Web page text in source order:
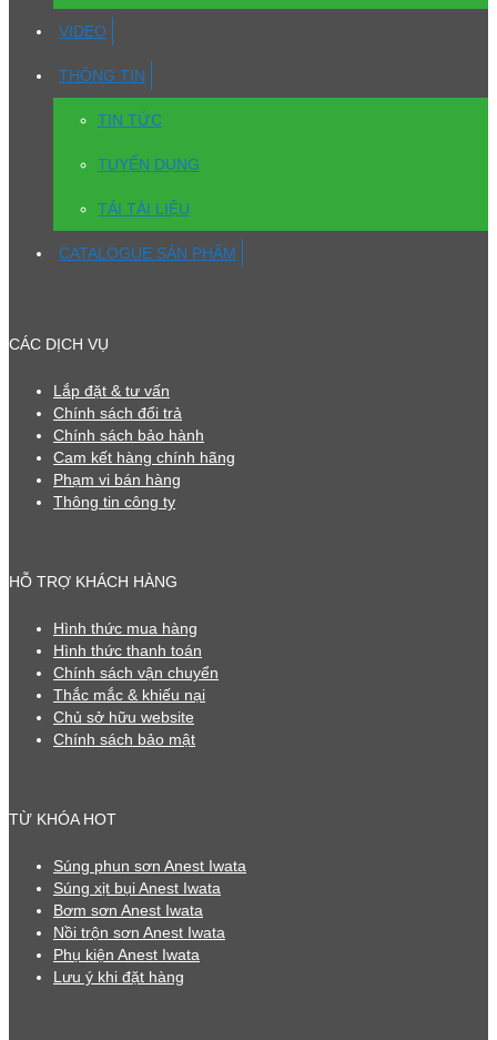
VIDEO
THÔNG TIN
TIN TỨC
TUYỂN DỤNG
TẢI TÀI LIỆU
CATALOGUE SẢN PHẨM
CÁC DỊCH VỤ
Lắp đặt & tư vấn
Chính sách đổi trả
Chính sách bảo hành
Cam kết hàng chính hãng
Phạm vi bán hàng
Thông tin công ty
HỖ TRỢ KHÁCH HÀNG
Hình thức mua hàng
Hình thức thanh toán
Chính sách vận chuyển
Thắc mắc & khiếu nại
Chủ sở hữu website
Chính sách bảo mật
TỪ KHÓA HOT
Súng phun sơn Anest Iwata
Súng xịt bụi Anest Iwata
Bơm sơn Anest Iwata
Nồi trộn sơn Anest Iwata
Phụ kiện Anest Iwata
Lưu ý khi đặt hàng